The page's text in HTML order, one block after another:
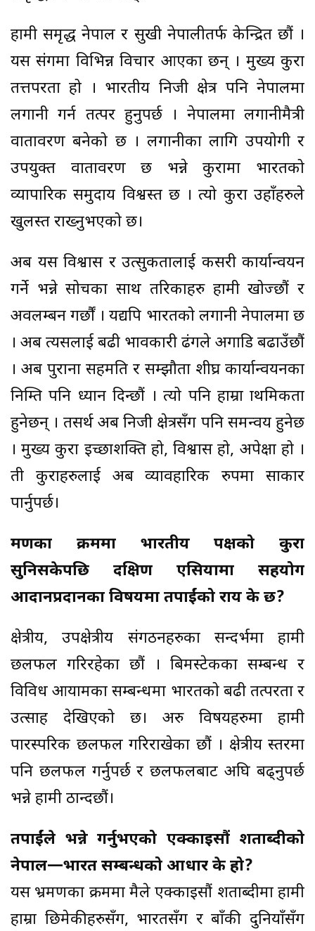
हामी समृद्ध नेपाल र सुखी नेपालीतर्फ केन्द्रित छौं ।
यस प्रसंगमा विभिन्न विचार आएका छन् । मुख्य कुरा
तत्तपरता हो । भारतीय निजी क्षेत्र पनि नेपालमा
लगानी गर्न तत्पर हुनुपर्छ । नेपालमा लगानीमैत्री
वातावरण बनेको छ । लगानीका लागि उपयोगी र
उपयुक्त वातावरण छ भन्ने कुरामा भारतको
व्यापारिक समुदाय विश्वस्त छ । त्यो कुरा उहाँहरुले
खुलस्त राख्नुभएको छ।
अब यस विश्वास र उत्सुकतालाई कसरी कार्यान्वयन
गर्ने भन्ने सोचका साथ तरिकाहरु हामी खोज्छौं र
अवलम्बन गर्छौं । यद्यपि भारतको लगानी नेपालमा छ
। अब त्यसलाई बढी प्रभावकारी ढंगले अगाडि बढाउँछौं
। अब पुराना सहमति र सम्झौता शीघ्र कार्यान्वयनका
निम्ति पनि ध्यान दिन्छौं । त्यो पनि हाम्रा प्राथमिकता
हुनेछन् । तसर्थ अब निजी क्षेत्रसँग पनि समन्वय हुनेछ
। मुख्य कुरा इच्छाशक्ति हो, विश्वास हो, अपेक्षा हो ।
ती कुराहरुलाई अब व्यावहारिक रुपमा साकार
पार्नुपर्छ।
भ्रमणका क्रममा भारतीय पक्षको कुरा
सुनिसकेपछि दक्षिण एसियामा सहयोग
आदानप्रदानका विषयमा तपाईंको राय के छ?
क्षेत्रीय, उपक्षेत्रीय संगठनहरुका सन्दर्भमा हामी
छलफल गरिरहेका छौं । बिमस्टेकका सम्बन्ध र
विविध आयामका सम्बन्धमा भारतको बढी तत्परता र
उत्साह देखिएको छ। अरु विषयहरुमा हामी
पारस्परिक छलफल गरिराखेका छौं । क्षेत्रीय स्तरमा
पनि छलफल गर्नुपर्छ र छलफलबाट अघि बढ्नुपर्छ
भन्ने हामी ठान्दछौं।
तपाईंले भन्ने गर्नुभएको एक्काइसौं शताब्दीको
नेपाल—भारत सम्बन्धको आधार के हो?
यस भ्रमणका क्रममा मैले एक्काइसौं शताब्दीमा हामी
हाम्रा छिमेकीहरुसँग, भारतसँग र बाँकी दुनियाँसँग